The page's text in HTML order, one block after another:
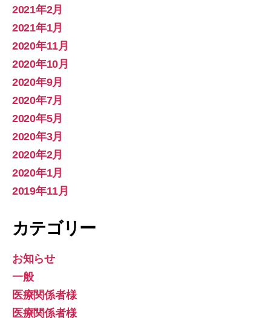
2021年2月
2021年1月
2020年11月
2020年10月
2020年9月
2020年7月
2020年5月
2020年3月
2020年2月
2020年1月
2019年11月
カテゴリー
お知らせ
一般
医療関係者様
医療関係者様